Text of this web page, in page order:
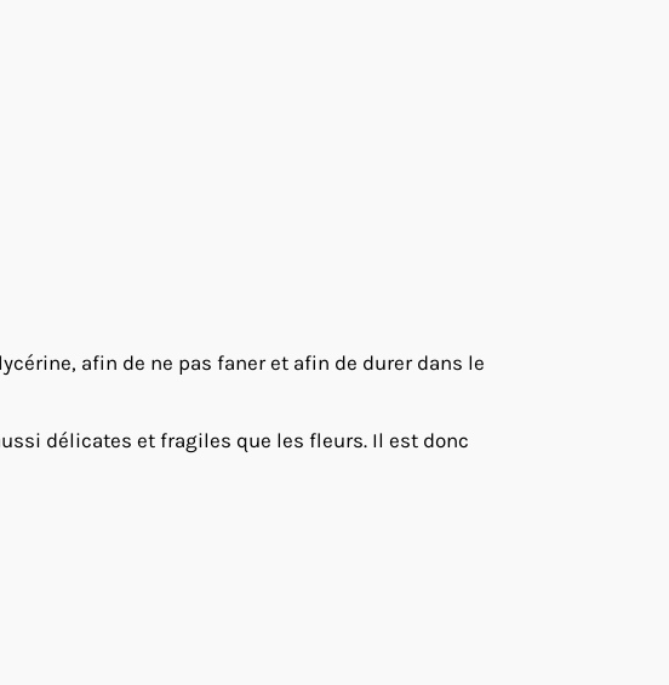
afin de ne pas faner et afin de durer dans le
délicates et fragiles que les fleurs. Il est donc